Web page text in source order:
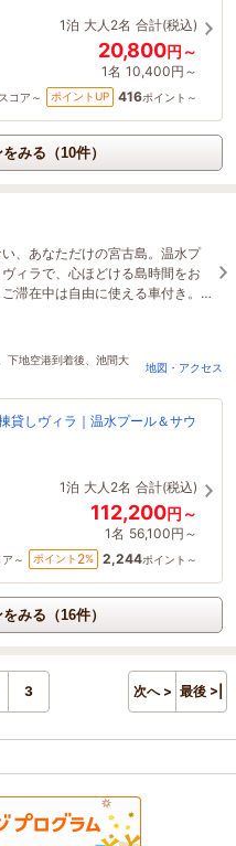
1泊 大人2名 合計(税込)
20,800円～
1名 10,400円～
スコア～ ポイントUP 416ポイント～
みる（10件）
、あなただけの宮古島。温水プ
ィラで、心ほどける島時間をお
滞在中は自由に使える車付き。
のままに楽しめます。
下地空港到着後、池間大
地図・アクセス
貸しヴィラ｜温水プール＆サウ
1泊 大人2名 合計(税込)
112,200円～
1名 56,100円～
～ ポイント 2% 2,244ポイント～
みる（16件）
3 次へ > 最後 >|